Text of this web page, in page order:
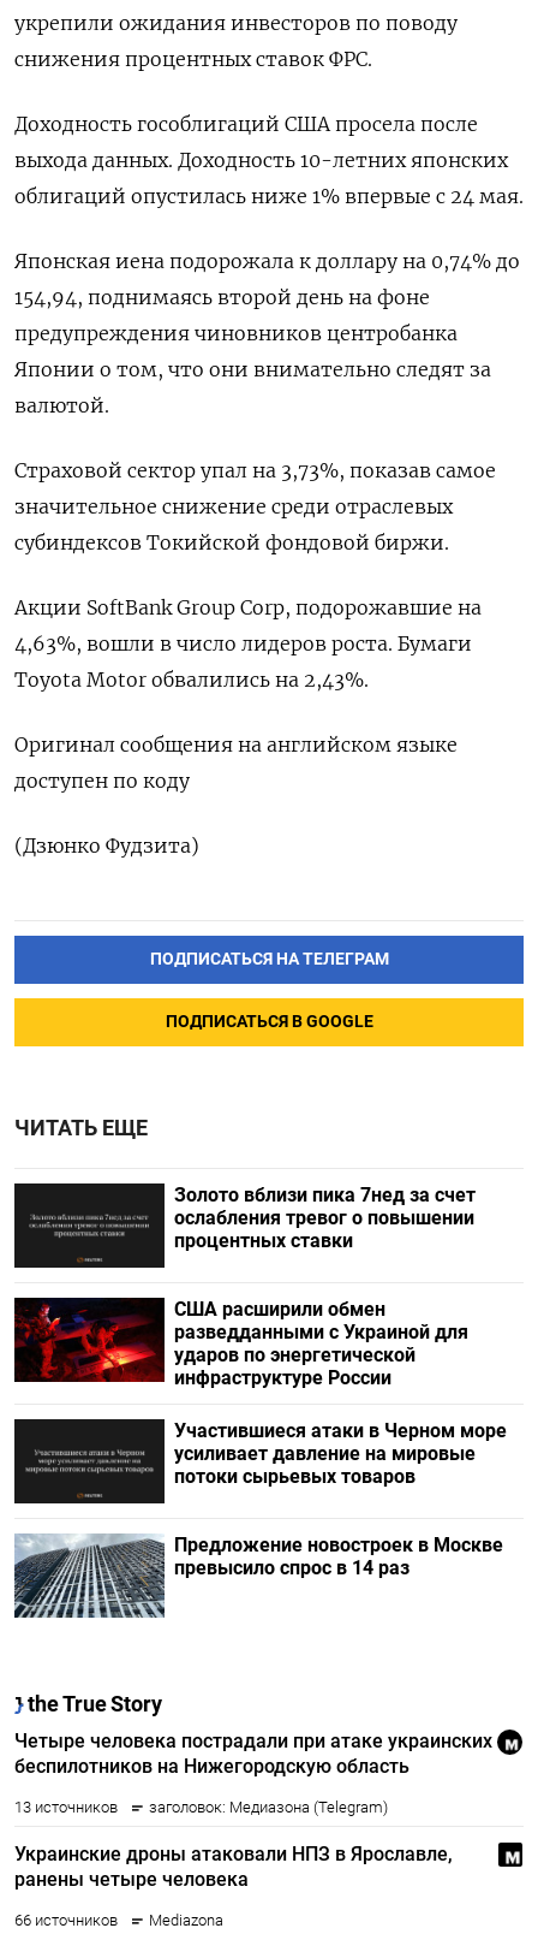
укрепили ожидания инвесторов по поводу
снижения процентных ставок ФРС.
Доходность гособлигаций США просела после
выхода данных. Доходность 10-летних японских
облигаций опустилась ниже 1% впервые с 24 мая.
Японская иена подорожала к доллару на 0,74%​ до
154,94, поднимаясь второй день на фоне
предупреждения чиновников центробанка
Японии о том, что они внимательно следят за
валютой.
Страховой сектор упал на 3,73%, показав самое
значительное снижение среди отраслевых
субиндексов Токийской фондовой биржи.
Акции SoftBank Group Corp, подорожавшие на
4,63%, вошли в число лидеров роста. Бумаги
Toyota Motor обвалились на 2,43%.
Оригинал сообщения на английском языке
доступен по коду
(Дзюнко Фудзита)
ПОДПИСАТЬСЯ НА ТЕЛЕГРАМ
ПОДПИСАТЬСЯ В GOOGLE
ЧИТАТЬ ЕЩЕ
Золото вблизи пика 7нед за счет
ослабления тревог о повышении
процентных ставки
США расширили обмен
разведданными с Украиной для
ударов по энергетической
инфраструктуре России
Участившиеся атаки в Черном море
усиливает давление на мировые
потоки сырьевых товаров
Предложение новостроек в Москве
превысило спрос в 14 раз